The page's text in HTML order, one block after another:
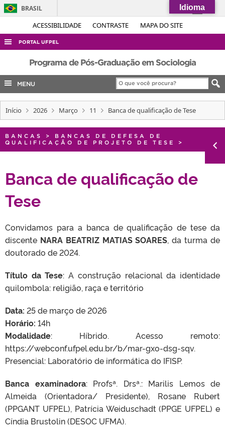
ACESSIBILIDADE CONTRASTE MAPA DO SITE
BRASIL
Simplifique!
Acesso à informação
Legislação
Canais
PORTAL UFPEL
ACESSO À INFORMAÇÃO
AUDITORIA
COBALTO
CONCURSOS
EDITAIS
INTERNACIONAL
PORTARIAS
Programa de Pós-Graduação em Sociologia
MENU
Início 2026 Março 11 Banca de qualificação de Tese
BANCAS > BANCAS DE DEFESA DE
QUALIFICAÇÃO DE PROJETO DE TESE
>
Banca de qualificação de
Tese
Convidamos para a banca de qualificação de tese da
discente NARA BEATRIZ MATIAS SOARES, da turma de
doutorado de 2024.
Título da Tese: A construção relacional da identidade
quilombola: religião, raça e território
Data: 25 de março de 2026
Horário: 14h
Modalidade: Híbrido. Acesso remoto:
https://webconf.ufpel.edu.br/b/mar-gxo-dsg-sqv.
Presencial: Laboratório de informática do IFISP.
Banca examinadora: Profsª. Drsª.: Marilis Lemos de
Almeida (Orientadora/ Presidente), Rosane Rubert
(PPGANT UFPEL), Patrícia Weiduschadt (PPGE UFPEL) e
Cíndia Brustolin (DESOC UFMA).
Idioma